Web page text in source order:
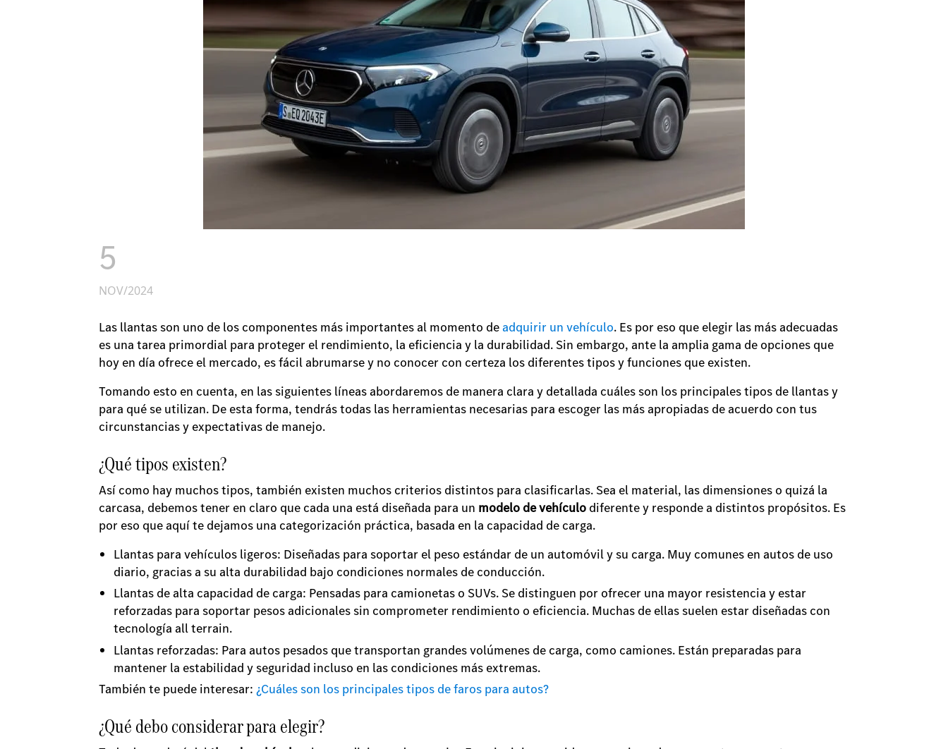
5
NOV/2024
Las llantas son uno de los componentes más importantes al momento deadquirir un vehículo. Es por eso que elegir las más adecuadas
es una tarea primordial para proteger el rendimiento, la eficiencia y la durabilidad. Sin embargo, ante la amplia gama de opciones que
hoy en día ofrece el mercado, es fácil abrumarse y no conocer con certeza los diferentes tipos y funciones que existen.
Tomando esto en cuenta, en las siguientes líneas abordaremos de manera clara y detallada cuáles son los principales tipos de llantas y
para qué se utilizan. De esta forma, tendrás todas las herramientas necesarias para escoger las más apropiadas de acuerdo con tus
circunstancias y expectativas de manejo.
¿Qué tipos existen?
Así como hay muchos tipos, también existen muchos criterios distintos para clasificarlas. Sea el material, las dimensiones o quizá la
carcasa, debemos tener en claro que cada una está diseñada para un modelo de vehículo diferente y responde a distintos propósitos. Es
por eso que aquí te dejamos una categorización práctica, basada en la capacidad de carga.
Llantas para vehículos ligeros: Diseñadas para soportar el peso estándar de un automóvil y su carga. Muy comunes en autos de uso
diario, gracias a su alta durabilidad bajo condiciones normales de conducción.
Llantas de alta capacidad de carga: Pensadas para camionetas o SUVs. Se distinguen por ofrecer una mayor resistencia y estar
reforzadas para soportar pesos adicionales sin comprometer rendimiento o eficiencia. Muchas de ellas suelen estar diseñadas con
tecnología all terrain.
Llantas reforzadas: Para autos pesados que transportan grandes volúmenes de carga, como camiones. Están preparadas para
mantener la estabilidad y seguridad incluso en las condiciones más extremas.
También te puede interesar: ¿Cuáles son los principales tipos de faros para autos?
¿Qué debo considerar para elegir?